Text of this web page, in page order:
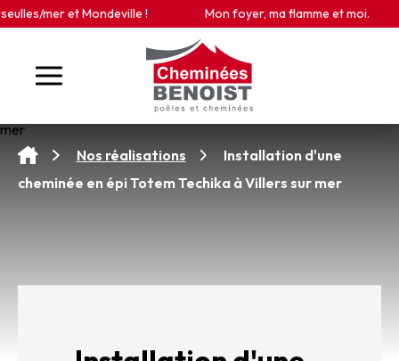
mer et Mondeville ! Mon foyer, ma flamme et moi.
Nos réalisations
Installation d'une
cheminée en épi Totem Techika à Villers sur mer
Panneau de gestion des cookies